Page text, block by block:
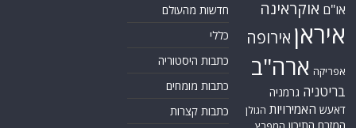
או"ם אוקראינה
איראן אירופה
אפריקה ארה"ב
בריטניה גרמניה
דאעש האמירויות הגולן
המזרח התיכון
חדשות מהעולם
כללי
כתבות היסטוריה
כתבות מומחים
כתבות קצרות